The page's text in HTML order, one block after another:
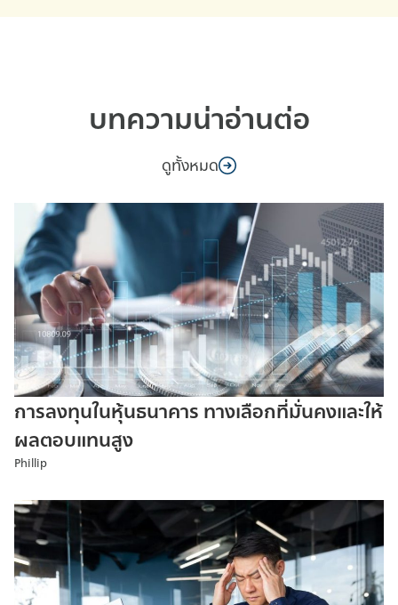
บทความน่าอ่านต่อ
ดูทั้งหมด
การลงทุนในหุ้นธนาคาร ทางเลือกที่มั่นคงและให้
ผลตอบแทนสูง
Phillip